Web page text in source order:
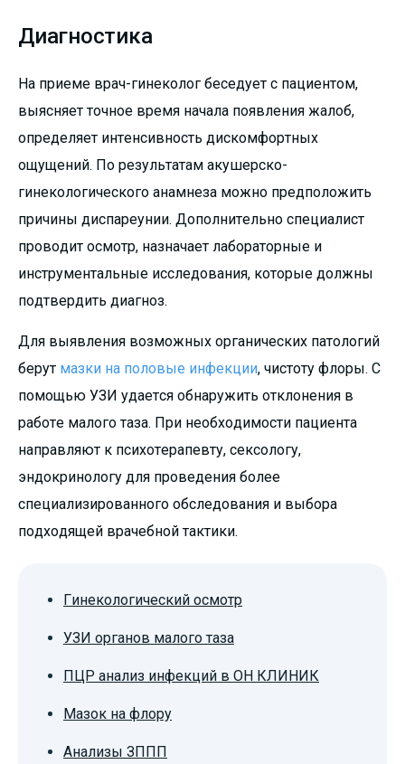
Диагностика
На приеме врач-гинеколог беседует с пациентом,
выясняет точное время начала появления жалоб,
определяет интенсивность дискомфортных
ощущений. По результатам акушерско-
гинекологического анамнеза можно предположить
причины диспареунии. Дополнительно специалист
проводит осмотр, назначает лабораторные и
инструментальные исследования, которые должны
подтвердить диагноз.
Для выявления возможных органических патологий
берут мазки на половые инфекции, чистоту флоры. С
помощью УЗИ удается обнаружить отклонения в
работе малого таза. При необходимости пациента
направляют к психотерапевту, сексологу,
эндокринологу для проведения более
специализированного обследования и выбора
подходящей врачебной тактики.
Гинекологический осмотр
УЗИ органов малого таза
ПЦР анализ инфекций в ОН КЛИНИК
Мазок на флору
Анализы ЗППП